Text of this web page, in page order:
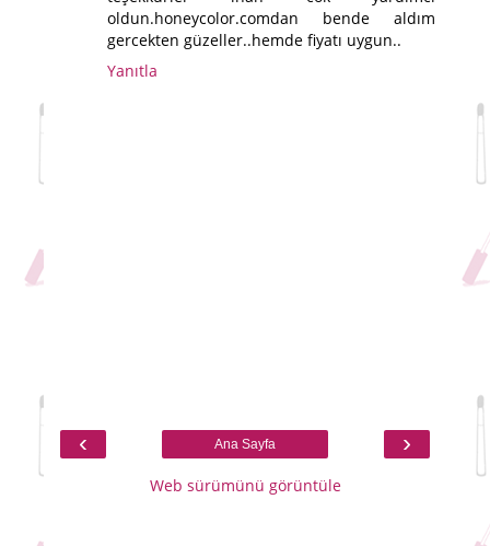
oldun.honeycolor.comdan bende aldım
gercekten güzeller..hemde fiyatı uygun..
Yanıtla
‹ ›
Ana Sayfa
Web sürümünü görüntüle